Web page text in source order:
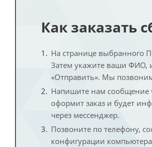
Как заказать
На странице выбранного
Затем укажите ваши ФИО,
«Отправить». Мы
Напишите нам сообщение
оформит заказ и будет
через мессенджер.
Позвоните по телефону,
конфигурации